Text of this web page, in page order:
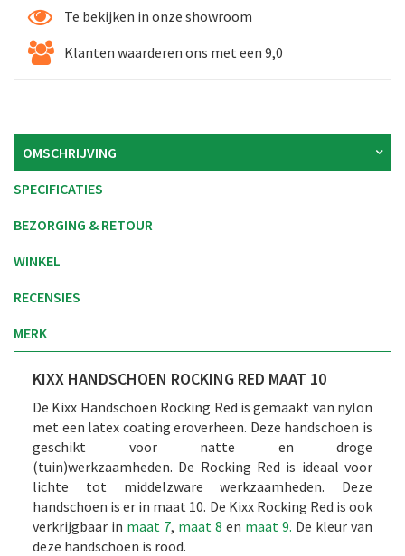
Te bekijken in onze showroom
Klanten waarderen ons met een 9,0
OMSCHRIJVING
SPECIFICATIES
BEZORGING & RETOUR
WINKEL
RECENSIES
MERK
KIXX HANDSCHOEN ROCKING RED MAAT 10
De Kixx Handschoen Rocking Red is gemaakt van nylon
met een latex coating eroverheen. Deze handschoen is
geschikt voor natte en droge
(tuin)werkzaamheden. De Rocking Red is ideaal voor
lichte tot middelzware werkzaamheden. Deze
handschoen is er in maat 10. De Kixx Rocking Red is ook
verkrijgbaar in maat 7, maat 8 en maat 9. De kleur van
deze handschoen is rood.